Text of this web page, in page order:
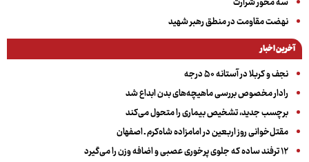
نهضت مقاومت در منطق رهبر شهید
آخرین اخبار
نجف و کربلا در آستانه ۵۰ درجه
رادار مخصوص بررسی ماهیچه‌های بدن ابداع شد
برچسب جدید، تشخیص بیماری را متحول می‌کند
مقتل‌خوانی روز اربعین در امامزاده شاه‌کرم ـ اصفهان
۱۲ ترفند ساده که جلوی پرخوری عصبی و اضافه ‌وزن را می‌گیرد